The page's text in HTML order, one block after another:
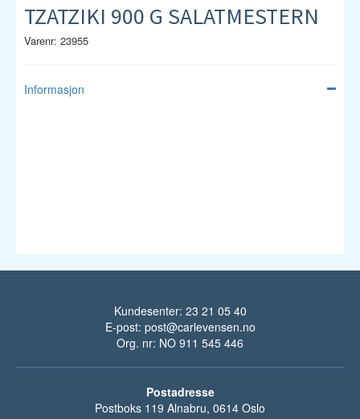
TZATZIKI 900 G SALATMESTERN
Varenr: 23955
Informasjon
Kundesenter: 23 21 05 40
E-post: post@carlevensen.no
Org. nr: NO 911 545 446
Postadresse
Postboks 119 Alnabru, 0614 Oslo